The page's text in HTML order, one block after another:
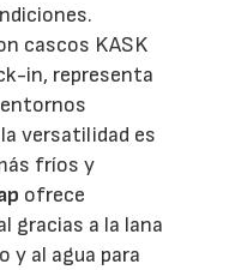
cascos KASK
in, representa
versatilidad es
fríos y
ofrece
gracias a la lana
y al agua para